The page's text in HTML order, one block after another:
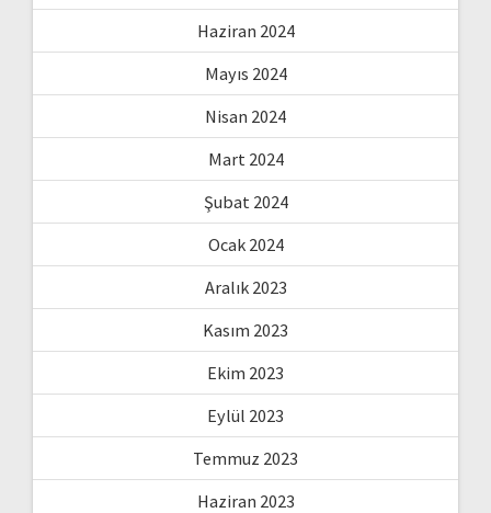
Haziran 2024
Mayıs 2024
Nisan 2024
Mart 2024
Şubat 2024
Ocak 2024
Aralık 2023
Kasım 2023
Ekim 2023
Eylül 2023
Temmuz 2023
Haziran 2023